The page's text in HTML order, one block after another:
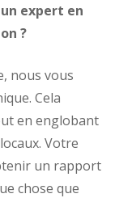
expert en
?
nous vous
Cela
en englobant
Votre
un rapport
chose que